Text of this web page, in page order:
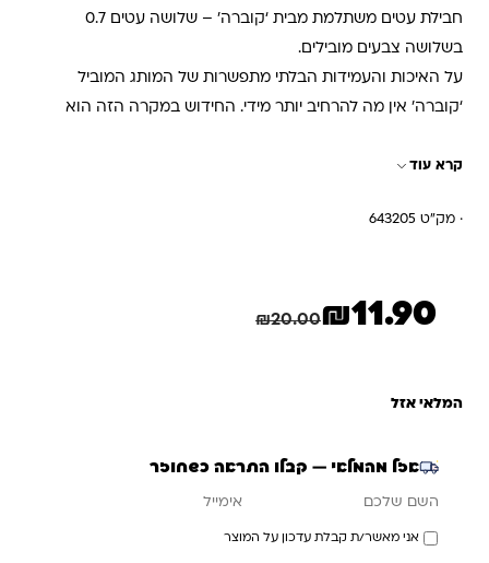
חבילת עטים משתלמת מבית ‘קוברה’ – שלושה עטים 0.7
בשלושה צבעים מובילים.
על האיכות והעמידות הבלתי מתפשרות של המותג המוביל
‘קוברה’ אין מה להרחיב יותר מידי. החידוש במקרה הזה הוא
והזמינו בקלות ובמהירות.
קרא עוד
· מק"ט 643205
₪20.00
המחיר המקורי היה: ₪20.00.
₪11.90
המחיר הנוכחי הוא: ₪11.90.
המלאי אזל
אזל מהמלאי — קבלו התראה כשחוזר
אני מאשר/ת קבלת עדכון על המוצר